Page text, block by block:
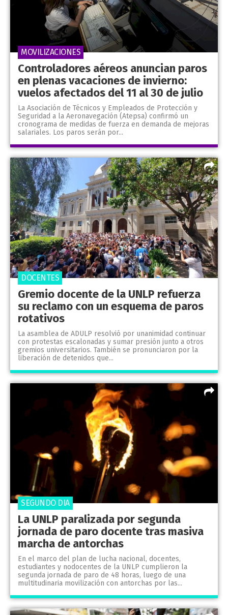
Controladores aéreos anuncian paros
en plenas vacaciones de invierno:
vuelos afectados del 11 al 30 de julio
La Asociación de Técnicos y Empleados de Protección y
Seguridad a la Aeronavegación (Atepsa) confirmó un
cronograma de medidas de fuerza en demanda de mejoras
salariales. Los paros serán por...
MOVILIZACIONES
Gremio docente de la UNLP refuerza
su reclamo con un esquema de paros
rotativos
La asamblea de ADULP resolvió por unanimidad continuar
con protestas escalonadas y sumar presión junto a otros
gremios universitarios. También se pronunciaron por la
liberación de detenidos que...
DOCENTES
La UNLP paralizada por segunda
jornada de paro docente tras masiva
marcha de antorchas
En el marco del plan de lucha nacional, docentes,
estudiantes y nodocentes de la UNLP cumplieron la
segunda jornada de paro de 48 horas, luego de una
multitudinaria movilización con antorchas por las...
SEGUNDO DIA